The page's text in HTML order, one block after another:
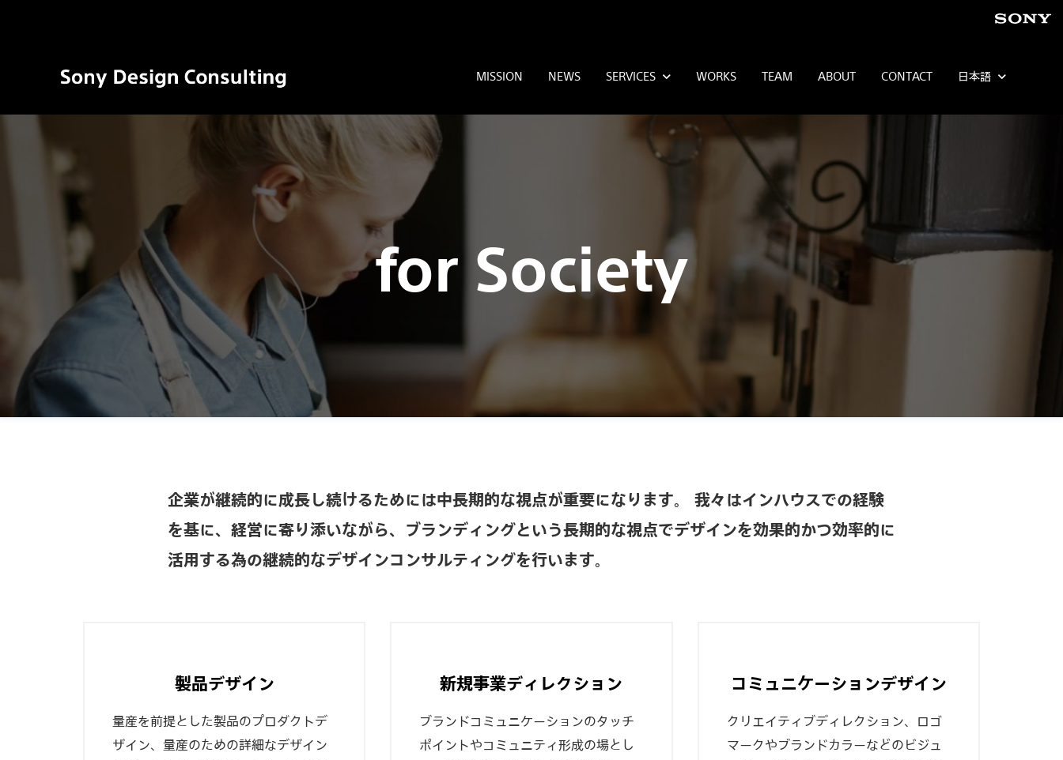
ー
デ
コ
ィ
ン
式
社
MISSION NEWS SERVICES WORKS TEAM ABOUT CONTACT 日本語
for Society
企業が継続的に成長し続けるためには中長期的な視点が重要になります。 我々はインハウスでの経験
を基に、経営に寄り添いながら、ブランディングという長期的な視点でデザインを効果的かつ効率的に
活用する為の継続的なデザインコンサルティングを行います。
製品デザイン
量産を前提とした製品のプロダクトデ
ザイン、量産のための詳細なデザイン
新規事業ディレクション
ブランドコミュニケーションのタッチ
ポイントやコミュニティ形成の場とし
コミュニケーションデザイン
クリエイティブディレクション、ロゴ
マークやブランドカラーなどのビジュ